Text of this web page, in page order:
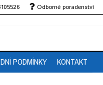
Odborné poradenství
PODMÍNKY KONTAKT